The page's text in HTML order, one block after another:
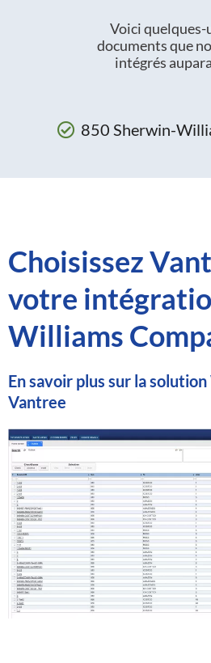
Voici quelques-
documents que
intégrés
850 Sherwin-
Choisissez
votre
Williams
En savoir plus sur la
Vantree